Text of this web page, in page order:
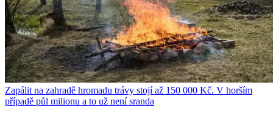
Zapálit na zahradě hromadu trávy stojí až 150 000 Kč. V horším
případě půl milionu a to už není sranda